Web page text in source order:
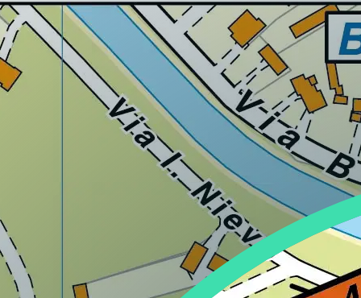
Calabria
Regione
Campania
Regione
Emilia Romagna
Regione
Friuli-Venezia Giulia
Regione
Regione
Liguria
Regione